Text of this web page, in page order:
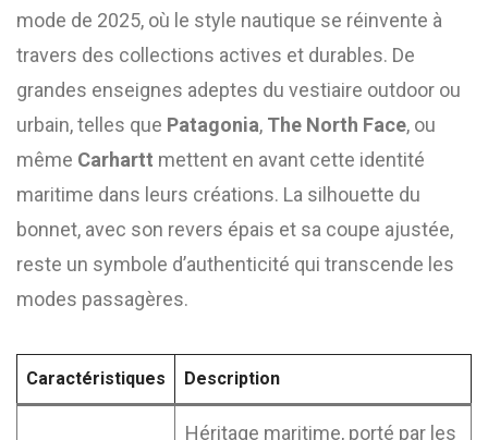
mode de 2025, où le style nautique se réinvente à
travers des collections actives et durables. De
grandes enseignes adeptes du vestiaire outdoor ou
urbain, telles que Patagonia, The North Face, ou
même Carhartt mettent en avant cette identité
maritime dans leurs créations. La silhouette du
bonnet, avec son revers épais et sa coupe ajustée,
reste un symbole d’authenticité qui transcende les
modes passagères.
Caractéristiques Description
Héritage maritime, porté par les